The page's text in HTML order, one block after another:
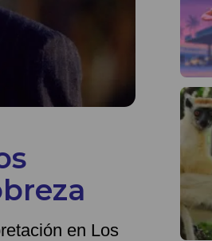
en Los